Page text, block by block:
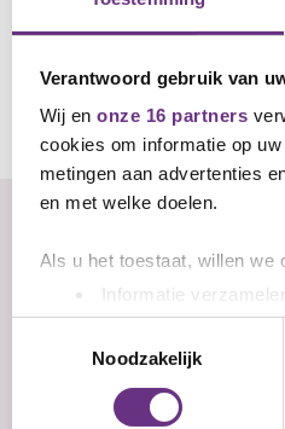
Verantwoord gebruik van
Wij en onze 16 partners
cookies om informatie op
metingen aan advertenties
en met welke doelen.
Als u het toestaat, willen we
Informatie
Uw apparaat
Lees meer over hoe uw
toestemming op elk
Noodzakelijk
Gerelateerd